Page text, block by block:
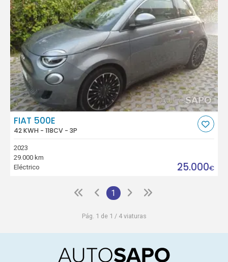
FIAT 500E
42 KWH - 118CV - 3P
2023
29.000 km
Eléctrico
25.000€
1
Pág. 1 de 1 / 4 viaturas